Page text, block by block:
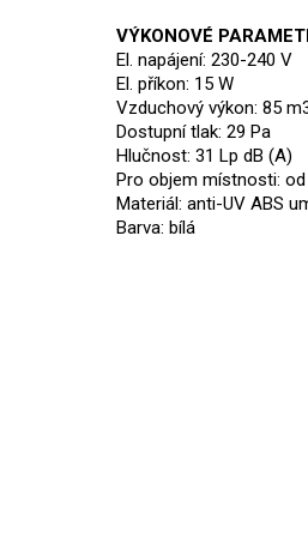
VÝKONOVÉ
El. napájení: 230-240 V
El. příkon: 15 W
Vzduchový výkon: 85
Dostupní tlak: 29 Pa
Hlučnost: 31 Lp dB (A)
Pro objem místnosti:
Materiál: anti-UV ABS
Barva: bílá